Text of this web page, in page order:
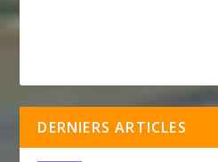
DERNIERS ARTICLES